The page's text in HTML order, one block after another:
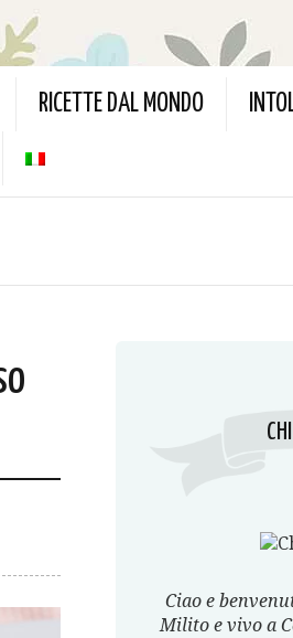
RICETTE DAL MONDO
Ciao e
Milito e vivo a